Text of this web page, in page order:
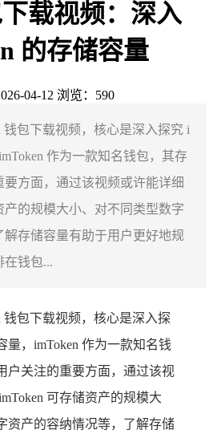
载视频：深入
的存储容量
04-12 浏览：590
钱包下载视频，核心是深入探究 i
作为一款知名钱包，其存
方面，通过该视频或许能详细
产的规模大小、对不同类型数字
解存储容量有助于用户更好地规
在钱包...
钱包下载视频，核心是深入探
量，imToken 作为一款知名钱
户关注的重要方面，通过该视
可存储资产的规模大
资产的容纳情况等，了解存储